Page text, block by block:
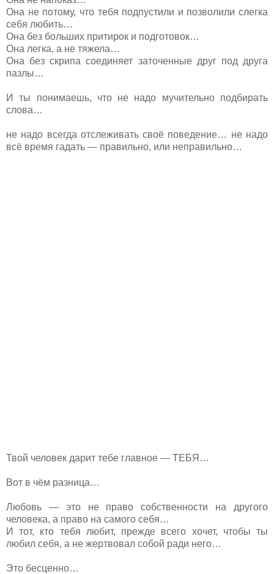
Она не потому, что тебя подпустили и позволили слегка
себя любить…
Она без больших притирок и подготовок…
Она легка, а не тяжела…
Она без скрипа соединяет заточенные друг под друга
пазлы…
И ты понимаешь, что не надо мучительно подбирать
слова…
не надо всегда отслеживать своё поведение… не надо
всё время гадать — правильно, или неправильно…
Твой человек дарит тебе главное — ТЕБЯ…
Вот в чём разница…
Любовь — это не право собственности на другого
человека, а право на самого себя…
И тот, кто тебя любит, прежде всего хочет, чтобы ты
любил себя, а не жертвовал собой ради него…
Это бесценно…